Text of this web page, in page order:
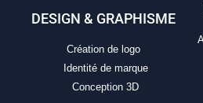
DESIGN & GRAPHISME
Création de logo
Identité de marque
Conception 3D